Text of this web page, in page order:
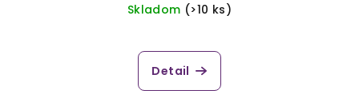
Skladom (>10 ks)
Detail